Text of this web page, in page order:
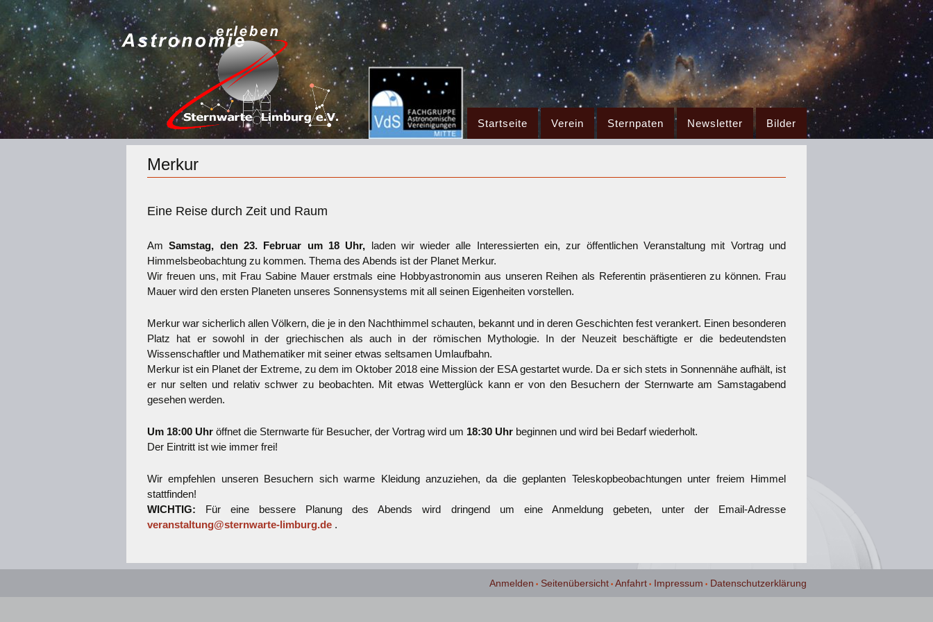
Inhalt
springen
Startseite Verein Sternpaten Newsletter Bilder
Merkur
Eine Reise durch Zeit und Raum
AmSamstag, den 23. Februar um 18 Uhr, laden wir wieder alle Interessierten ein, zur öffentlichen Veranstaltung mit Vortrag und
Himmelsbeobachtung zu kommen. Thema des Abends ist der Planet Merkur.
Wir freuen uns, mit Frau Sabine Mauer erstmals eine Hobbyastronomin aus unseren Reihen als Referentin präsentieren zu können. Frau
Mauer wird den ersten Planeten unseres Sonnensystems mit all seinen Eigenheiten vorstellen.
Merkur war sicherlich allen Völkern, die je in den Nachthimmel schauten, bekannt und in deren Geschichten fest verankert. Einen besonderen
Platz hat er sowohl in der griechischen als auch in der römischen Mythologie. In der Neuzeit beschäftigte er die bedeutendsten
Wissenschaftler und Mathematiker mit seiner etwas seltsamen Umlaufbahn.
Merkur ist ein Planet der Extreme, zu dem im Oktober 2018 eine Mission der ESA gestartet wurde. Da er sich stets in Sonnennähe aufhält, ist
er nur selten und relativ schwer zu beobachten. Mit etwas Wetterglück kann er von den Besuchern der Sternwarte am Samstagabend
gesehen werden.
Um 18:00 Uhr öffnet die Sternwarte für Besucher, der Vortrag wird um 18:30 Uhr beginnen und wird bei Bedarf wiederholt.
Der Eintritt ist wie immer frei!
Wir empfehlen unseren Besuchern sich warme Kleidung anzuziehen, da die geplanten Teleskopbeobachtungen unter freiem Himmel
stattfinden!
WICHTIG: Für eine bessere Planung des Abends wird dringend um eine Anmeldung gebeten, unter der Email-Adresse
veranstaltung@sternwarte-limburg.de .
Anmelden Seitenübersicht Anfahrt Impressum Datenschutzerklärung